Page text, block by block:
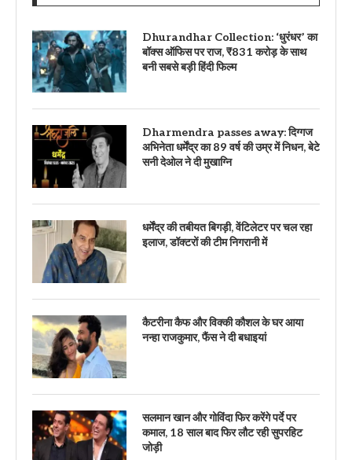
Dhurandhar Collection: ‘धुरंधर’ का
बॉक्स ऑफिस पर राज, ₹831 करोड़ के साथ
बनी सबसे बड़ी हिंदी फिल्म
Dharmendra passes away: दिग्गज
अभिनेता धर्मेंद्र का 89 वर्ष की उम्र में निधन, बेटे
सनी देओल ने दी मुखाग्नि
धर्मेंद्र की तबीयत बिगड़ी, वेंटिलेटर पर चल रहा
इलाज, डॉक्टरों की टीम निगरानी में
कैटरीना कैफ और विक्की कौशल के घर आया
नन्हा राजकुमार, फैंस ने दी बधाइयां
सलमान खान और गोविंदा फिर करेंगे पर्दे पर
कमाल, 18 साल बाद फिर लौट रही सुपरहिट
जोड़ी